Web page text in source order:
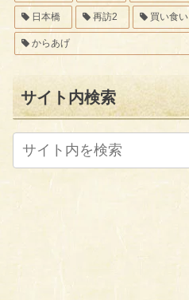
日本橋 再訪2 買い食い
からあげ
サイト内検索